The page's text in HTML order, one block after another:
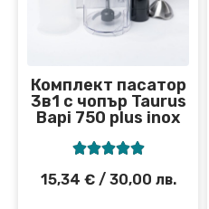
Комплект пасатор
3в1 с чопър Taurus
Bapi 750 plus inox

15,34 €/ 30,00 лв.